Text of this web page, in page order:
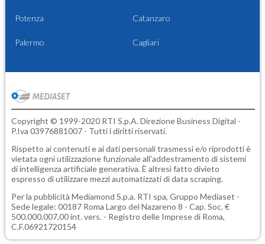
Potenza Catanzaro
Palermo Cagliari
Copyright © 1999-2020 RTI S.p.A. Direzione Business Digital -
P.Iva 03976881007 - Tutti i diritti riservati.
Rispetto ai contenuti e ai dati personali trasmessi e/o riprodotti è
vietata ogni utilizzazione funzionale all'addestramento di sistemi
di intelligenza artificiale generativa. È altresì fatto divieto
espresso di utilizzare mezzi automatizzati di data scraping.
Per la pubblicità Mediamond S.p.a. RTI spa, Gruppo Mediaset -
Sede legale: 00187 Roma Largo del Nazareno 8 - Cap. Soc. €
500.000.007,00 int. vers. - Registro delle Imprese di Roma,
C.F.06921720154